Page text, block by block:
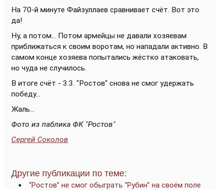
На 70-й минуте Файзуллаев сравнивает счёт. Вот это
да!
Ну, а потом... Потом армейцы не давали хозяевам
приближаться к своим воротам, но нападали активно. В
самом конце хозяева попытались жёстко атаковать,
но чуда не случилось.
В итоге счёт - 3:3. "Ростов" снова не смог удержать
победу...
Жаль...
Фото из паблика ФК "Ростов"
Сергей Соколов
Другие публикации по теме:
“Ростов” не смог обыграть “Рубин” на своём поле